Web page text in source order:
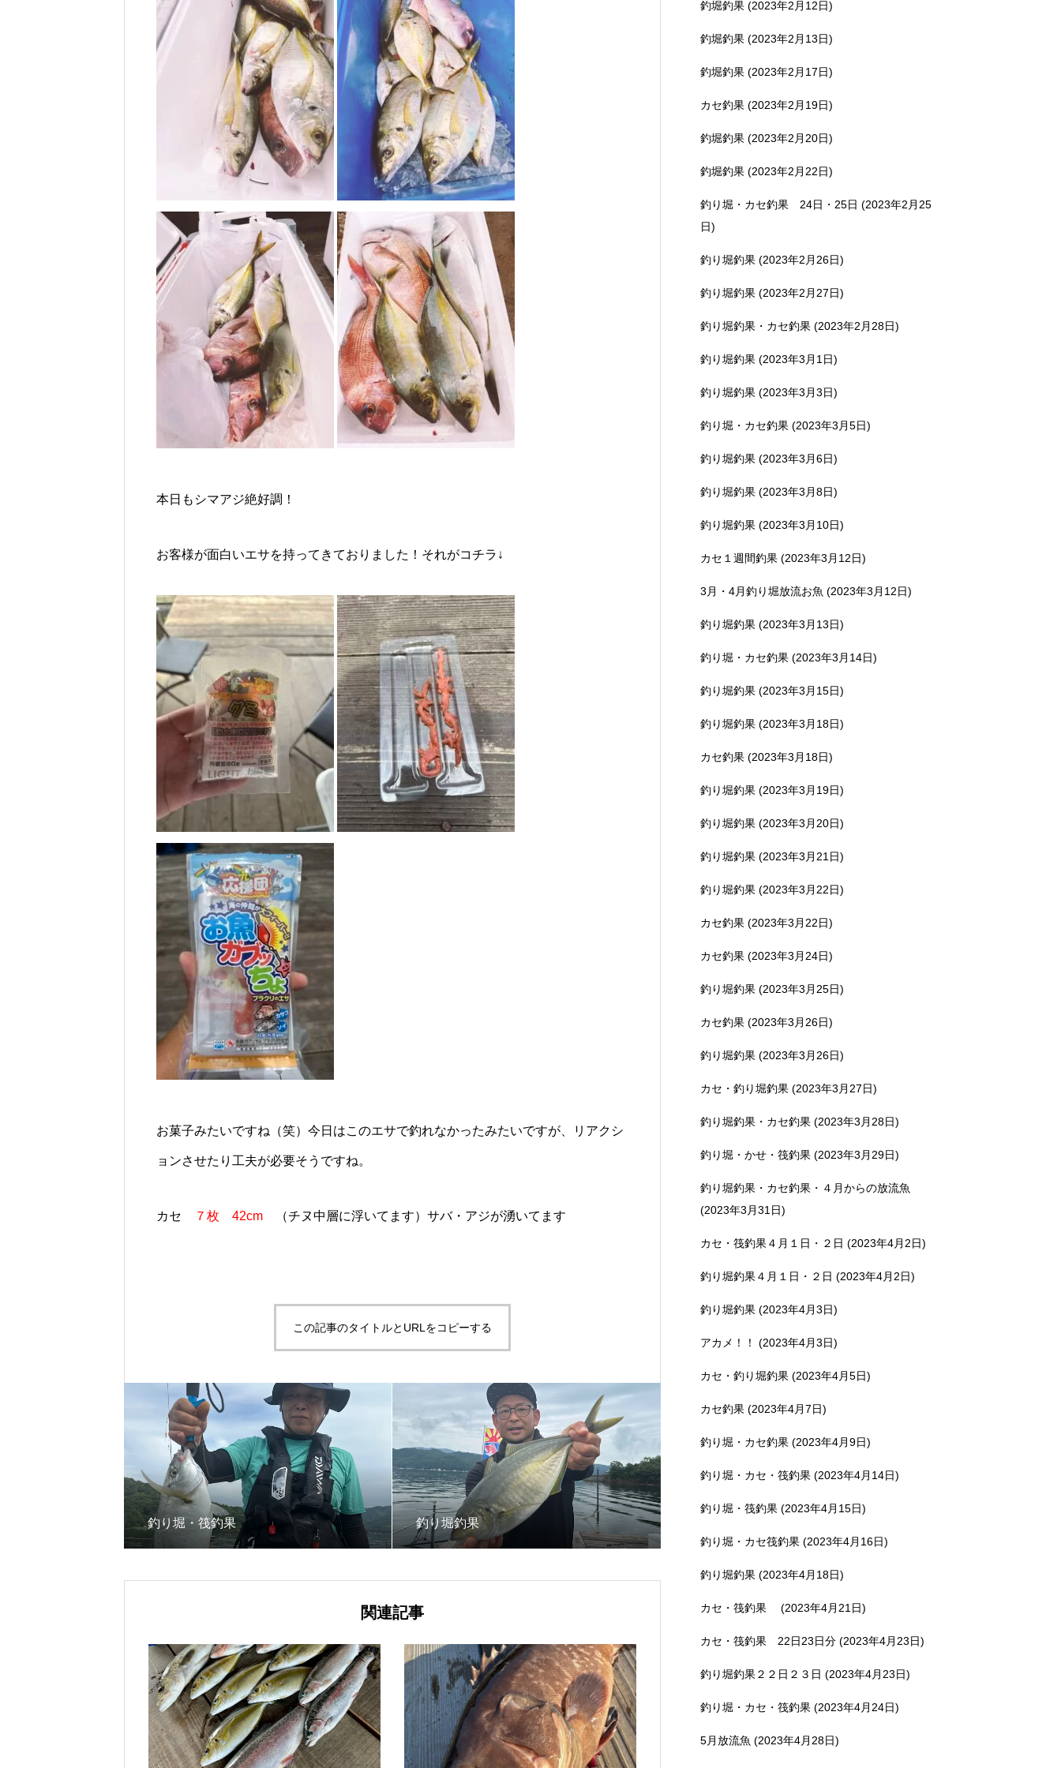
本日もシマアジ絶好調！
お客様が面白いエサを持ってきておりました！それがコチラ↓
お菓子みたいですね（笑）今日はこのエサで釣れなかったみたいですが、リアクシ
ョンさせたり工夫が必要そうですね。
カセ ７枚 42cm （チヌ中層に浮いてます）サバ・アジが湧いてます
この記事のタイトルとURLをコピーする
釣り堀・筏釣果 釣り堀釣果
関連記事
釣堀釣果 (2023年2月12日)
釣堀釣果 (2023年2月13日)
釣堀釣果 (2023年2月17日)
カセ釣果 (2023年2月19日)
釣堀釣果 (2023年2月20日)
釣堀釣果 (2023年2月22日)
釣り堀・カセ釣果 24日・25日 (2023年2月25
日)
釣り堀釣果 (2023年2月26日)
釣り堀釣果 (2023年2月27日)
釣り堀釣果・カセ釣果 (2023年2月28日)
釣り堀釣果 (2023年3月1日)
釣り堀釣果 (2023年3月3日)
釣り堀・カセ釣果 (2023年3月5日)
釣り堀釣果 (2023年3月6日)
釣り堀釣果 (2023年3月8日)
釣り堀釣果 (2023年3月10日)
カセ１週間釣果 (2023年3月12日)
3月・4月釣り堀放流お魚 (2023年3月12日)
釣り堀釣果 (2023年3月13日)
釣り堀・カセ釣果 (2023年3月14日)
釣り堀釣果 (2023年3月15日)
釣り堀釣果 (2023年3月18日)
カセ釣果 (2023年3月18日)
釣り堀釣果 (2023年3月19日)
釣り堀釣果 (2023年3月20日)
釣り堀釣果 (2023年3月21日)
釣り堀釣果 (2023年3月22日)
カセ釣果 (2023年3月22日)
カセ釣果 (2023年3月24日)
釣り堀釣果 (2023年3月25日)
カセ釣果 (2023年3月26日)
釣り堀釣果 (2023年3月26日)
カセ・釣り堀釣果 (2023年3月27日)
釣り堀釣果・カセ釣果 (2023年3月28日)
釣り堀・かせ・筏釣果 (2023年3月29日)
釣り堀釣果・カセ釣果・４月からの放流魚
(2023年3月31日)
カセ・筏釣果４月１日・２日 (2023年4月2日)
釣り堀釣果４月１日・２日 (2023年4月2日)
釣り堀釣果 (2023年4月3日)
アカメ！！ (2023年4月3日)
カセ・釣り堀釣果 (2023年4月5日)
カセ釣果 (2023年4月7日)
釣り堀・カセ釣果 (2023年4月9日)
釣り堀・カセ・筏釣果 (2023年4月14日)
釣り堀・筏釣果 (2023年4月15日)
釣り堀・カセ筏釣果 (2023年4月16日)
釣り堀釣果 (2023年4月18日)
カセ・筏釣果 (2023年4月21日)
カセ・筏釣果 22日23日分 (2023年4月23日)
釣り堀釣果２２日２３日 (2023年4月23日)
釣り堀・カセ・筏釣果 (2023年4月24日)
5月放流魚 (2023年4月28日)